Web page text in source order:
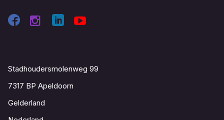
Stadhoudersmolenweg 99
7317 BP Apeldoorn
Gelderland